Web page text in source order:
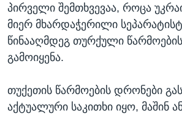
პირველი შემთხვევაა, როცა
მიერ მხარდაჭერილი
წინააღმდეგ თურქული
გამოიყენა.
თუქეთის წარმოების დრონები
აქტუალური საკითხი იყო, მაშინ